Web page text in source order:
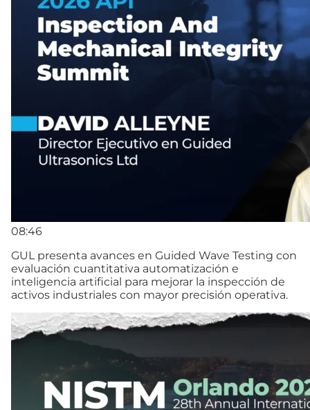
08:46
GUL presenta avances en Guided Wave Testing con
evaluación cuantitativa automatización e
inteligencia artificial para mejorar la inspección de
activos industriales con mayor precisión operativa.